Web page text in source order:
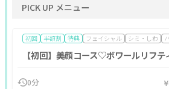
PICK UP メニュー
初回 半額割 特典 フェイシャル シミ・しわ
【初回】美顔コース♡ボワールリフ
0分